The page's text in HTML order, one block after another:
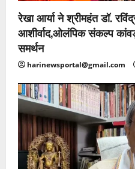
रेखा आर्या ने श्रीमहंत डॉ.
आशीर्वाद,ओलंपिक संकल्प
समर्थन
harinewsportal@gmail.com